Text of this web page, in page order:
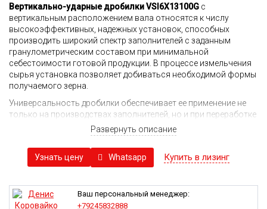
Вертикально-ударные дробилки VSI6X13100G с
вертикальным расположением вала относятся к числу
высокоэффективных, надежных установок, способных
производить широкий спектр заполнителей с заданным
гранулометрическим составом при минимальной
себестоимости готовой продукции. В процессе измельчения
сырья установка позволяет добиваться необходимой формы
получаемого зерна.
Универсальность дробилки обеспечивает ее применение не
только на производствах заполнителей, но и при переработке
гипса, известняковых пород, организации добычи
фрикционного песка, переработке вторсырья, включая
керамические и стеклянные отходы.
Как и другие дробилки семейства VSI6X иной
эксплуатации, что снижение требования к качеству трудовых
ресурсов и уровню подготовки персонала. За счет этого
Развернуть описание
Узнать цену Whatsapp Купить в лизинг
Ваш персональный менеджер:
+79245832888